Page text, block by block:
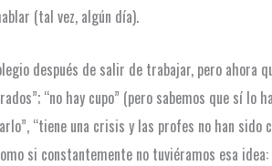
(tal vez, algún día).
después de salir de trabajar, pero ahora
“no hay cupo” (pero sabemos que sí lo
“tiene una crisis y las profes no han sido
si constantemente no tuviéramos esa